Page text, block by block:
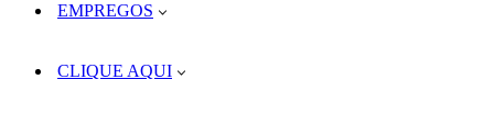
EMPREGOS
CLIQUE AQUI